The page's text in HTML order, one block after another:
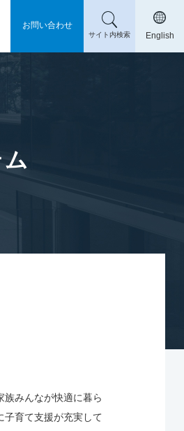
お問い合わせ
サイト内検索 English
みんなが快適に暮ら
子育て支援が充実して